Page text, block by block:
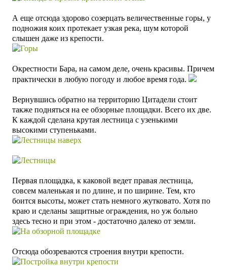
А еще отсюда здорово созерцать величественные горы, у
подножия коих протекает узкая река, шум которой
слышен даже из крепости.
Окрестности Бара, на самом деле, очень красивы. Причем
практически в любую погоду и любое время года.
Вернувшись обратно на территорию Цитадели стоит
также подняться на ее обзорные площадки. Всего их две.
К каждой сделана крутая лестница с узенькими
высокими ступеньками.
Первая площадка, к каковой ведет правая лестница,
совсем маленькая и по длине, и по ширине. Тем, кто
боится высоты, может стать немного жутковато. Хотя по
краю и сделаны защитные ограждения, но уж больно
здесь тесно и при этом - достаточно далеко от земли.
Отсюда обозреваются строения внутри крепости.